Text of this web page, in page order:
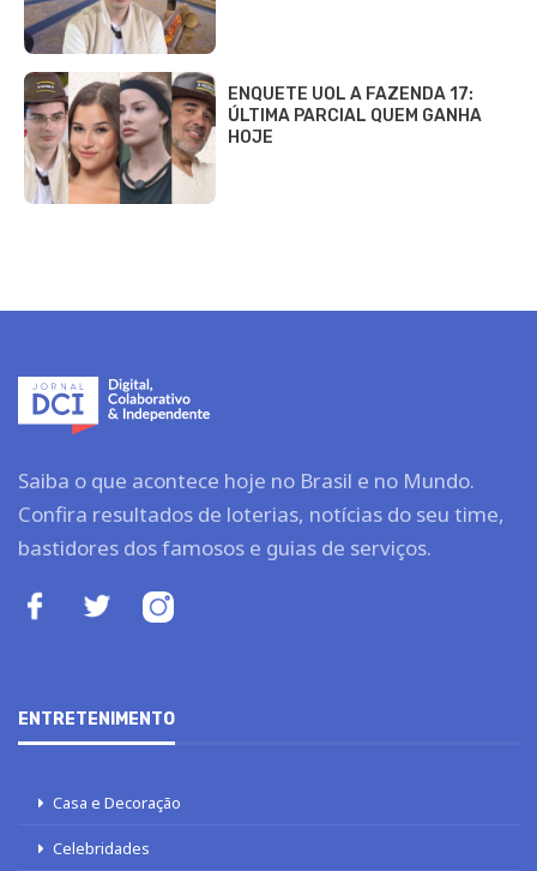
ENQUETE UOL A FAZENDA 17:
ÚLTIMA PARCIAL QUEM GANHA
HOJE
Saiba o que acontece hoje no Brasil e no Mundo.
Confira resultados de loterias, notícias do seu time,
bastidores dos famosos e guias de serviços.
ENTRETENIMENTO
Casa e Decoração
Celebridades